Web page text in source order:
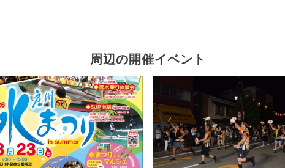
周辺の開催イベント